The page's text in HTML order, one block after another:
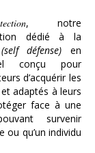
, notre
dédié à la
défense) en
conçu pour
d’acquérir les
adaptés à leurs
face à une
survenir
ou qu’un individu